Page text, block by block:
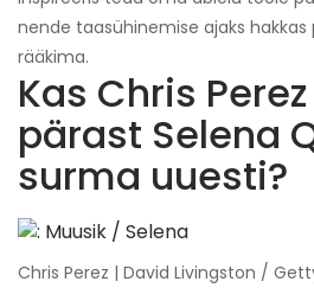
nende taasühinemise ajaks
rääkima.
Kas Chris
pärast Selena
surma uuesti?
Chris Perez | David Livingston /